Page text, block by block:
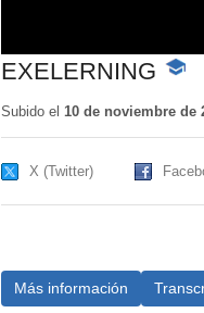
EXELERNING
-
Subido el 10 de noviembre de
X (Twitter)
Más información